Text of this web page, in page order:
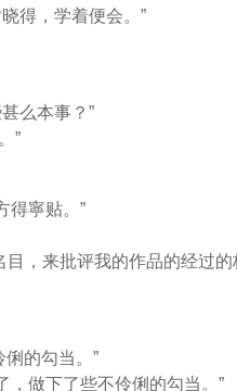
得，学着便会。”
么本事？”
”
得寧贴。”
，来批评我的作品的经过
的勾当。”
，做下了些不伶俐的勾当。”